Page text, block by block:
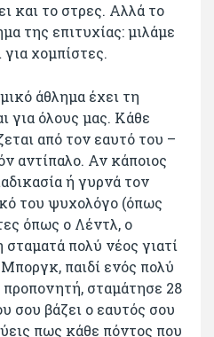
και το στρες. Αλλά το
της επιτυχίας: μιλάμε
για χομπίστες.
άθλημα έχει τη
για όλους μας. Κάθε
από τον εαυτό του –
αντίπαλο. Αν κάποιος
ή γυρνά τον
του ψυχολόγο (όπως
όπως ο Λέντλ, ο
πολύ νέος γιατί
παιδί ενός πολύ
σταμάτησε 28
σου βάζει ο εαυτός σου
πως κάθε πόντος που